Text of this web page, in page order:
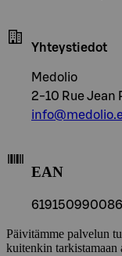
Yhteystiedot
Medolio
2-10 Rue Jean
EAN
Päivitämme palvelun
kuitenkin tarkistamaan